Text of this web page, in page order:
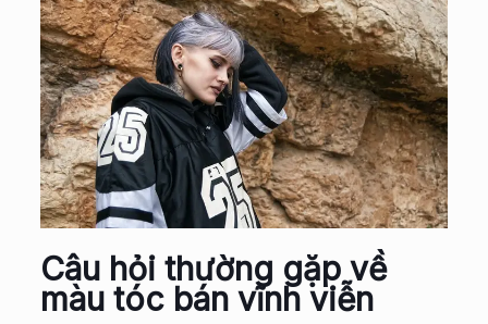
Câu hỏi thường gặp về
màu tóc bán vĩnh viễn